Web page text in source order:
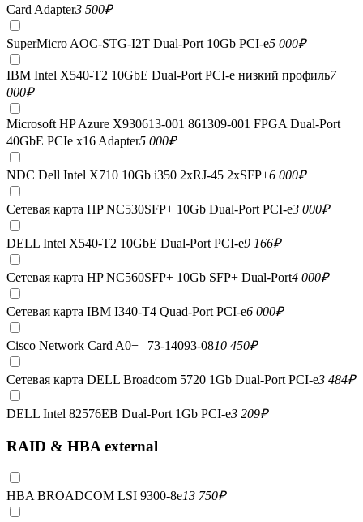
Card Adapter3 500₽
SuperMicro AOC-STG-I2T Dual-Port 10Gb PCI-e5 000₽
IBM Intel X540-T2 10GbE Dual-Port PCI-e низкий профиль7
000₽
Microsoft HP Azure X930613-001 861309-001 FPGA Dual-Port
40GbE PCIe x16 Adapter5 000₽
NDC Dell Intel X710 10Gb i350 2xRJ-45 2xSFP+6 000₽
Сетевая карта HP NC530SFP+ 10Gb Dual-Port PCI-e3 000₽
DELL Intel X540-T2 10GbE Dual-Port PCI-e9 166₽
Сетевая карта HP NC560SFP+ 10Gb SFP+ Dual-Port4 000₽
Сетевая карта IBM I340-T4 Quad-Port PCI-e6 000₽
Cisco Network Card A0+ | 73-14093-0810 450₽
Сетевая карта DELL Broadcom 5720 1Gb Dual-Port PCI-e3 484₽
DELL Intel 82576EB Dual-Port 1Gb PCI-e3 209₽
RAID & HBA external
HBA BROADCOM LSI 9300-8e13 750₽